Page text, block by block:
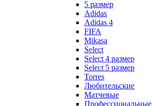
5 размер
Adidas
Adidas 4
FIFA
Mikasa
Select
Select 4 размер
Select 5 размер
Torres
Любительские
Матчевые
Профессиональные